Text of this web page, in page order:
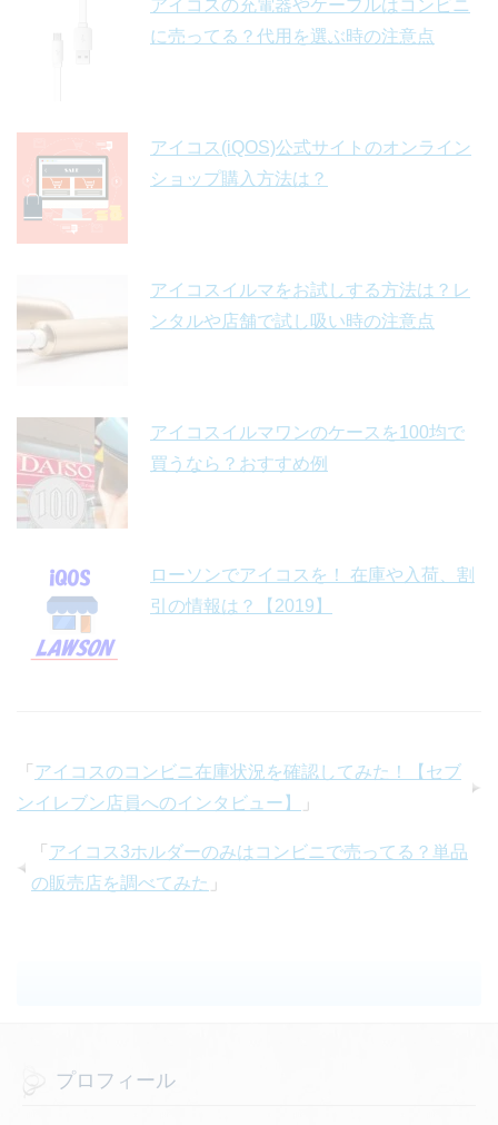
アイコスの充電器やケーブルはコンビニ
に売ってる？代用を選ぶ時の注意点
アイコス(iQOS)公式サイトのオンライン
ショップ購入方法は？
アイコスイルマをお試しする方法は？レ
ンタルや店舗で試し吸い時の注意点
アイコスイルマワンのケースを100均で
買うなら？おすすめ例
ローソンでアイコスを！ 在庫や入荷、割
引の情報は？【2019】
「 アイコスのコンビニ在庫状況を確認してみた！【セブ
ンイレブン店員へのインタビュー】
」
「 アイコス3ホルダーのみはコンビニで売ってる？単品
の販売店を調べてみた 」
プロフィール